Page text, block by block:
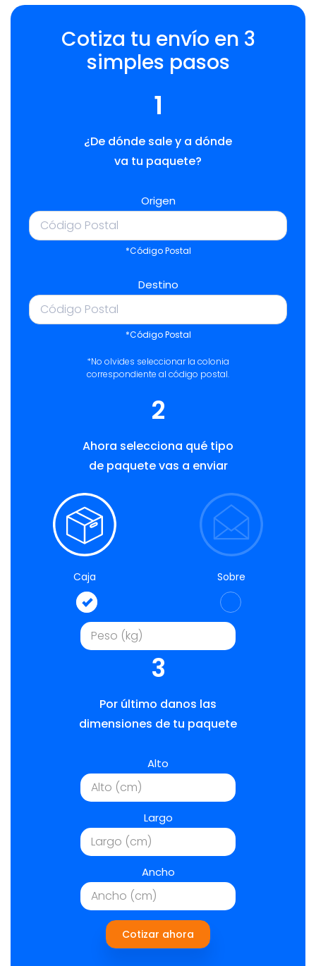
Cotiza tu envío en 3
simples pasos
1
¿De dónde sale y a dónde
va tu paquete?
Origen
*Código Postal
Destino
*Código Postal
*No olvides seleccionar la colonia
correspondiente al código postal.
2
Ahora selecciona qué tipo
de paquete vas a enviar
Caja Sobre
3
Por último danos las
dimensiones de tu paquete
Alto
Largo
Ancho
Cotizar ahora